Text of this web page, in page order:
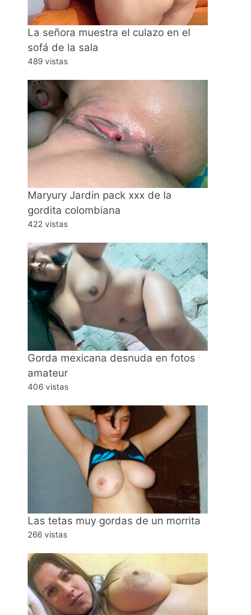
La señora muestra el culazo en el
sofá de la sala
489 vistas
Maryury Jardin pack xxx de la
gordita colombiana
422 vistas
Gorda mexicana desnuda en fotos
amateur
406 vistas
Las tetas muy gordas de un morrita
266 vistas